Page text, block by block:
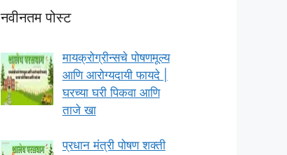
नवीनतम पोस्ट
मायक्रोग्रीन्सचे पोषणमूल्य
आणि आरोग्यदायी फायदे |
घरच्या घरी पिकवा आणि
ताजे खा
प्रधान मंत्री पोषण शक्ती